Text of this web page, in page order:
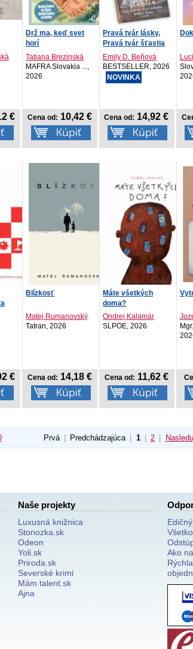
€
Drž ma, keď svet
horí
Tatiana Brezinská
MAFRA Slovakia ...,
2026
Cena od: 10,42 €
Pravá tvár lásky,
Pravá tvár šťastia
Emily D. Beňová
BESTSELLER, 2026
NOVINKA
Cena od: 14,92 €
€
Blízkosť
Matej Rumanovský
Tatran, 2026
Cena od: 14,18 €
Máte všetkých
doma?
Ondrej Kalamár
SLPOE, 2026
Cena od: 11,62 €
Prvá Predchádzajúca 1 2
Naše projekty
Luxusná knižnica
Stonozka.sk
Odeon
Yoli.sk
Priroda.sk
Severské krimi
Mám talent.sk
Ajna
Ako